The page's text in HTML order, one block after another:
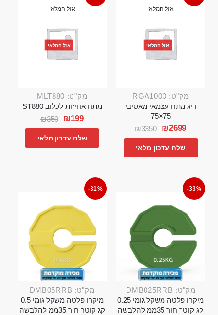
אזל המלאי
אזל המלאי
מק"ט: RGA1000
ריג מתח עצמאי מאסיבי
75×75
₪3350 ₪2699
שלח עדכון מלאי
אזל המלאי
אזל המלאי
מק"ט: MLT880
מתח אחיזות לכלוב ST880
₪350 ₪199
שלח עדכון מלאי
-33%
מק"ט: DMB025RRB
מיקרו פלטה משקל גומי 0.25
קג קוטר חור 35ממ להלבשה
-31%
מק"ט: DMB05RRB
מיקרו פלטה משקל גומי 0.5
קג קוטר חור 35ממ להלבשה